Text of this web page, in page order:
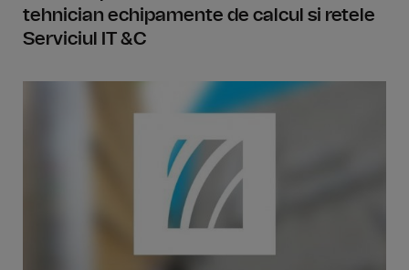
tehnician echipamente de calcul si retele
Serviciul IT &C